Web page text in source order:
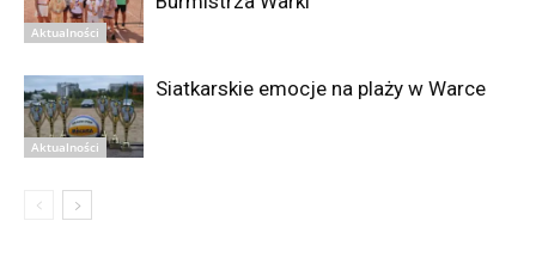
Aktualności
Aktualności
Siatkarskie emocje na plaży w Warce